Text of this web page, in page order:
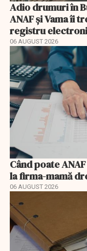
Adio drumuri în
ANAF și Vama îi
registru
06 AUGUST 2026
Când poate
la firma-mamă
06 AUGUST 2026